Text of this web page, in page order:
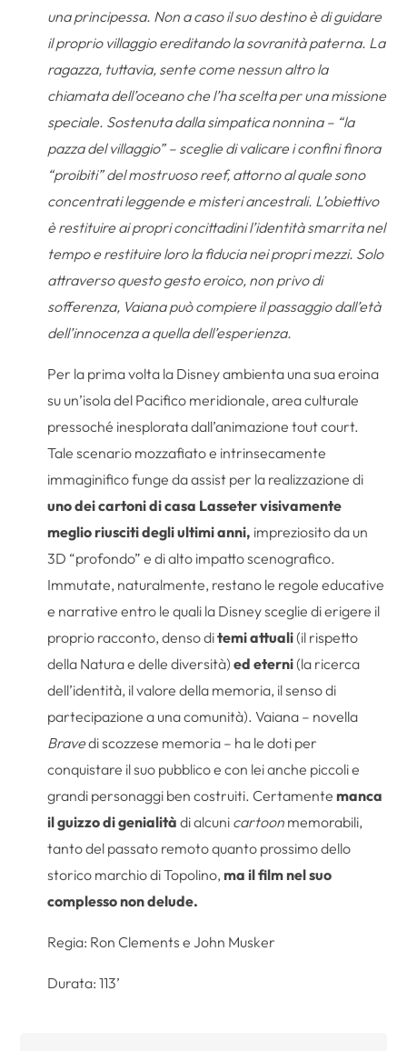
una principessa. Non a caso il suo destino è di guidare
il proprio villaggio ereditando la sovranità paterna. La
ragazza, tuttavia, sente come nessun altro la
chiamata dell’oceano che l’ha scelta per una missione
speciale. Sostenuta dalla simpatica nonnina – “la
pazza del villaggio” – sceglie di valicare i confini finora
“proibiti” del mostruoso reef, attorno al quale sono
concentrati leggende e misteri ancestrali. L’obiettivo
è restituire ai propri concittadini l’identità smarrita nel
tempo e restituire loro la fiducia nei propri mezzi. Solo
attraverso questo gesto eroico, non privo di
sofferenza, Vaiana può compiere il passaggio dall’età
dell’innocenza a quella dell’esperienza.
Per la prima volta la Disney ambienta una sua eroina
su un’isola del Pacifico meridionale, area culturale
pressoché inesplorata dall’animazione tout court.
Tale scenario mozzafiato e intrinsecamente
immaginifico funge da assist per la realizzazione di
uno dei cartoni di casa Lasseter visivamente
meglio riusciti degli ultimi anni, impreziosito da un
3D “profondo” e di alto impatto scenografico.
Immutate, naturalmente, restano le regole educative
e narrative entro le quali la Disney sceglie di erigere il
proprio racconto, denso ditemi attuali(il rispetto
della Natura e delle diversità)ed eterni(la ricerca
dell’identità, il valore della memoria, il senso di
partecipazione a una comunità). Vaiana – novella
Bravedi scozzese memoria – ha le doti per
conquistare il suo pubblico e con lei anche piccoli e
grandi personaggi ben costruiti. Certamentemanca
il guizzo di genialità di alcuni cartoon memorabili,
tanto del passato remoto quanto prossimo dello
storico marchio di Topolino,ma il film nel suo
complesso non delude.
Regia: Ron Clements e John Musker
Durata: 113’